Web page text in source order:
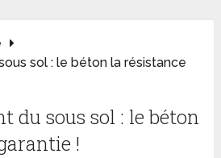
sol : le béton la résistance
du sous sol : le béton
!